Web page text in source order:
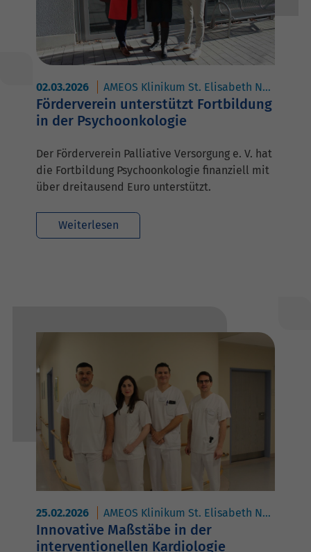
02.03.2026 AMEOS Klinikum St. Elisabeth Neuburg
Förderverein unterstützt Fortbildung
in der Psychoonkologie
Der Förderverein Palliative Versorgung e. V. hat
die Fortbildung Psychoonkologie finanziell mit
über dreitausend Euro unterstützt.
Weiterlesen
25.02.2026 AMEOS Klinikum St. Elisabeth Neuburg
Innovative Maßstäbe in der
interventionellen Kardiologie